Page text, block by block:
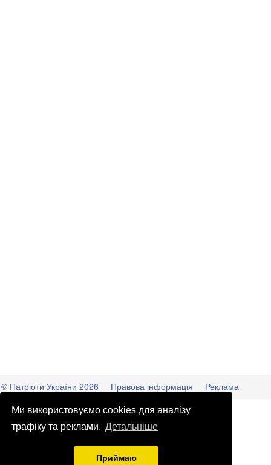
Ми використовуємо cookies для аналізу
трафіку та реклами. Детальніше
Приймаю
© Патріоти України 2026 Правова інформація
Реклама
info@patrioty.org.ua